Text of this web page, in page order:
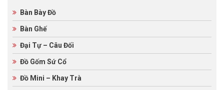
Bàn Bày Đồ
Bàn Ghế
Đại Tự – Câu Đối
Đồ Gốm Sứ Cổ
Đồ Mini – Khay Trà